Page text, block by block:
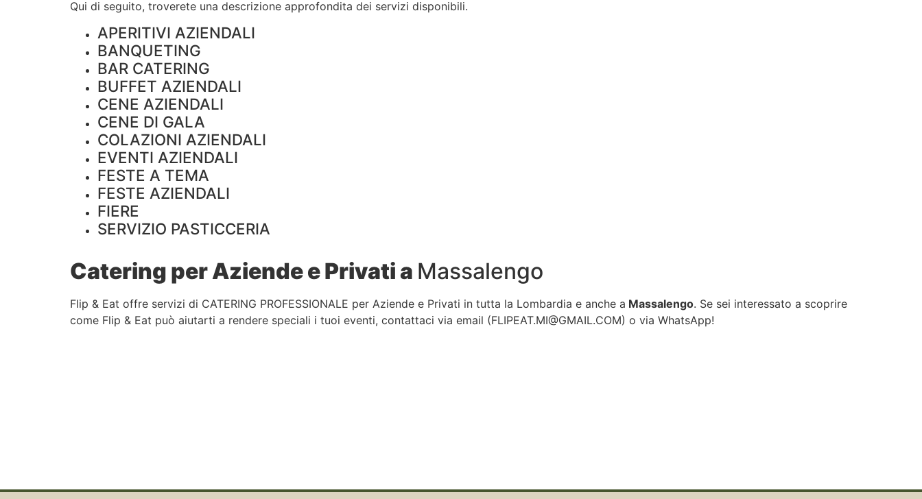
Qui di seguito, troverete una descrizione approfondita dei servizi disponibili.
APERITIVI AZIENDALI
BANQUETING
BAR CATERING
BUFFET AZIENDALI
CENE AZIENDALI
CENE DI GALA
COLAZIONI AZIENDALI
EVENTI AZIENDALI
FESTE A TEMA
FESTE AZIENDALI
FIERE
SERVIZIO PASTICCERIA
Catering per Aziende e Privati a Massalengo
Flip & Eat offre servizi di CATERING PROFESSIONALE per Aziende e Privati in tutta la Lombardia e anche a Massalengo. Se sei interessato a scoprire
come Flip & Eat può aiutarti a rendere speciali i tuoi eventi, contattaci via email (FLIPEAT.MI@GMAIL.COM) o via WhatsApp!